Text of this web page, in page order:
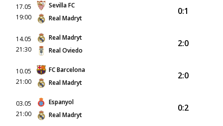
17.05
19:00
Sevilla FC
Real Madryt
0:1
14.05
21:30
Real Madryt
Real Oviedo
2:0
10.05
21:00
FC Barcelona
Real Madryt
2:0
03.05
21:00
Espanyol
Real Madryt
0:2